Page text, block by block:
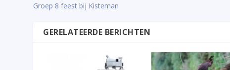
Groep 8 feest bij Kisteman
GERELATEERDE BERICHTEN